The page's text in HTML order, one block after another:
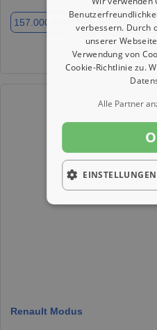
157.000 km Benzin 74 kw
Renault Modus
verbessern. Durch
unserer
Verwendung von
Cookie-Richtlinie zu.
Alle Partner